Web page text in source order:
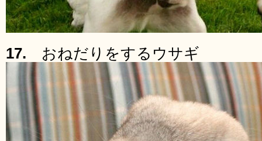
17. おねだりをするウサギ